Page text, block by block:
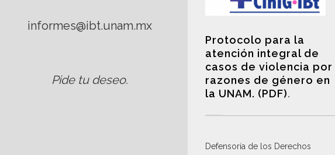
informes@ibt.unam.mx
Pide tu deseo.
Protocolo para la
atención integral de
casos de violencia por
razones de género en
la UNAM. (PDF).
Defensoría de los Derechos